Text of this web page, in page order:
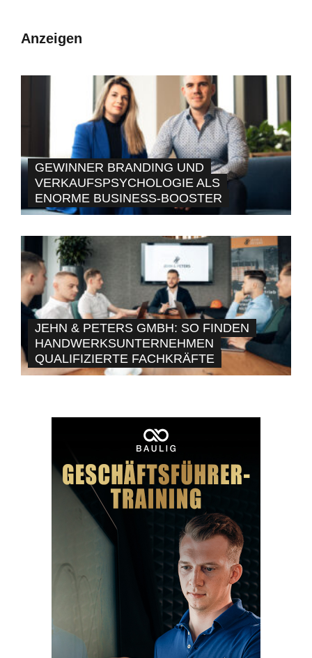
Anzeigen
GEWINNER BRANDING UND
VERKAUFSPSYCHOLOGIE ALS
ENORME BUSINESS-BOOSTER
JEHN & PETERS GMBH: SO FINDEN
HANDWERKSUNTERNEHMEN
QUALIFIZIERTE FACHKRÄFTE